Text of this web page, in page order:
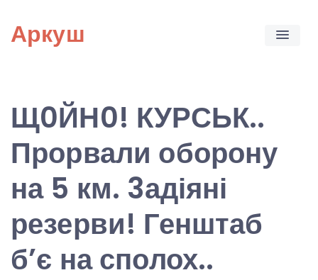
content
Аркуш
Щ0ЙН0! КУРСЬК..
Прорвали оборону
на 5 км. 3адіяні
резерви! Генштаб
б’є на сполох..